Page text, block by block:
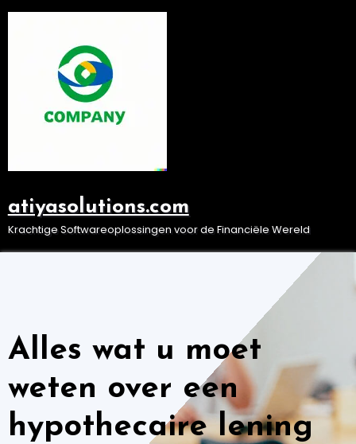
Ga
atiyasolutions.com
Krachtige Softwareoplossingen voor de Financiële Wereld
Alles wat u moet
weten over een
hypothecaire lening